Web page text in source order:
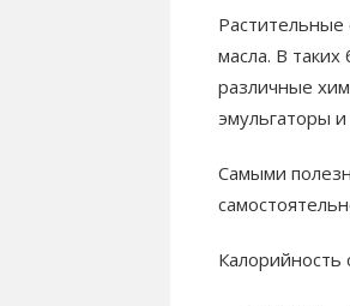
Растительные
масла. В
различные
эмульгаторы
Самыми
Калорийность